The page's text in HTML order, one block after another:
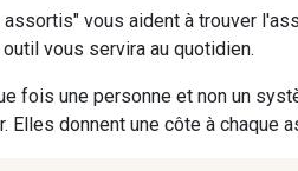
vif
45 - Atalante
Ardoise 43 - Gris Perle
vous aident à trouver
vous servira au quotidien.
fois une personne et non un
Elles donnent une côte à